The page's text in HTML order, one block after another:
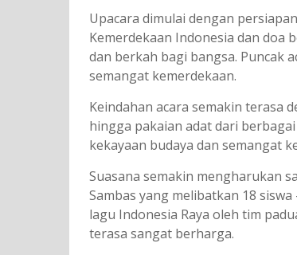
Upacara dimulai dengan
Kemerdekaan Indonesia dan doa
dan berkah bagi bangsa. Puncak
semangat kemerdekaan.
Keindahan acara semakin terasa
hingga pakaian adat dari
kekayaan budaya dan semangat
Suasana semakin mengharukan
Sambas yang melibatkan 18
lagu Indonesia Raya oleh tim
terasa sangat berharga.